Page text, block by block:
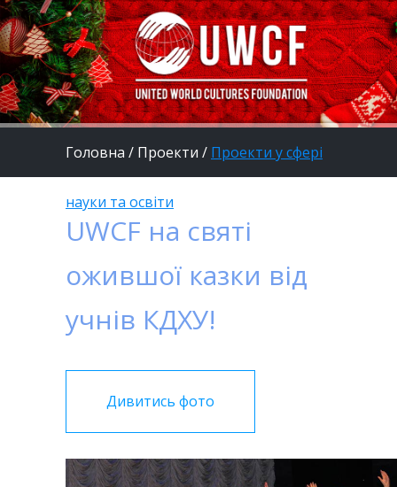
Головна / Проекти / Проекти у сфері
науки та освіти
UWCF на святі
ожившої казки від
учнів КДХУ!
Дивитись фото